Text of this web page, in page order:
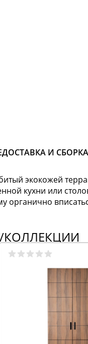
ДОСТАВКА И СБОРКА
экокожей
кухни или
органично
КОЛЛЕКЦИИ